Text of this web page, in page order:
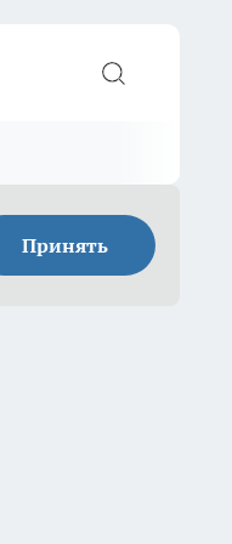
Принять